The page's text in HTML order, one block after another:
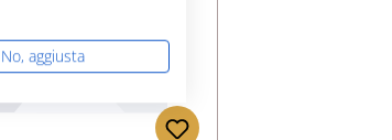
No, aggiusta